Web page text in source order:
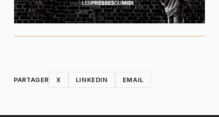
PARTAGER X LINKEDIN EMAIL